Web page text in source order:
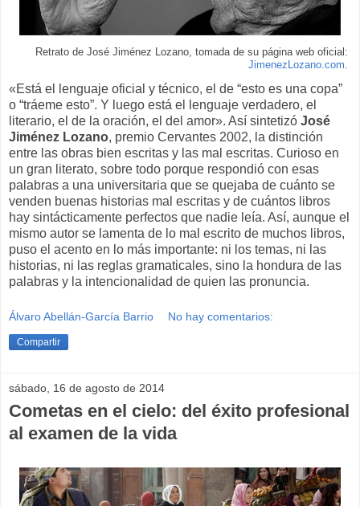
Retrato de José Jiménez Lozano, tomada de su página web oficial:
JimenezLozano.com.
«Está el lenguaje oficial y técnico, el de “esto es una copa”
o “tráeme esto”. Y luego está el lenguaje verdadero, el
literario, el de la oración, el del amor». Así sintetizó José
Jiménez Lozano, premio Cervantes 2002, la distinción
entre las obras bien escritas y las mal escritas. Curioso en
un gran literato, sobre todo porque respondió con esas
palabras a una universitaria que se quejaba de cuánto se
venden buenas historias mal escritas y de cuántos libros
hay sintácticamente perfectos que nadie leía. Así, aunque el
mismo autor se lamenta de lo mal escrito de muchos libros,
puso el acento en lo más importante: ni los temas, ni las
historias, ni las reglas gramaticales, sino la hondura de las
palabras y la intencionalidad de quien las pronuncia.
Álvaro Abellán-García Barrio No hay comentarios:
Compartir
sábado, 16 de agosto de 2014
Cometas en el cielo: del éxito profesional
al examen de la vida